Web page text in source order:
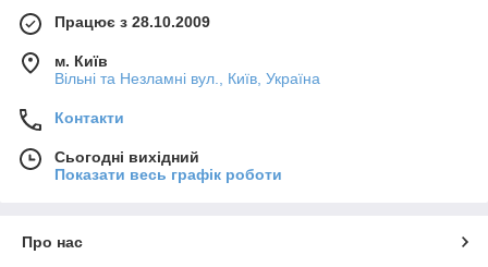
Працює з 28.10.2009
м. Київ
Вільні та Незламні вул., Київ, Україна
Контакти
Сьогодні вихідний
Показати весь графік роботи
Про нас